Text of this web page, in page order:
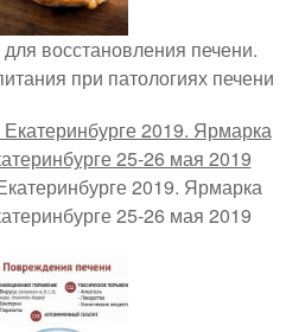
восстановления печени.
при патологиях печени
2019. Ярмарка
25-26 мая 2019